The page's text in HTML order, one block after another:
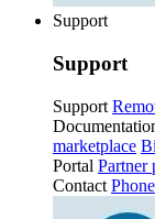
Support
Support
Support
marketplace
Portal Partner
Contact Phone